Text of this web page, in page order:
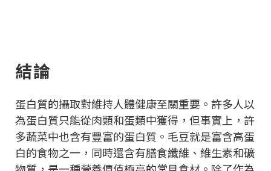
結論
蛋白質的攝取對維持人體健康至關重要。許多人以
為蛋白質只能從肉類和蛋類中獲得，但事實上，許
多蔬菜中也含有豐富的蛋白質。毛豆就是富含高蛋
白的食物之一，同時還含有膳食纖維、維生素和礦